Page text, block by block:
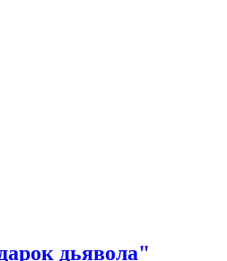
дьявола"